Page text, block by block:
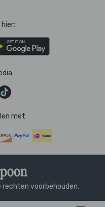
met
rechten voorbehouden.